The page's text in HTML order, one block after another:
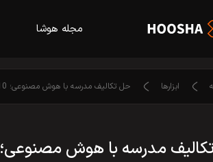
مجله هوشا
ابزارها حل تکالیف مدرسه با هوش مصنوعی؛ 10 ابزار کاربردی برای دانش آموزان
مدرسه با هوش مصنوعی؛ 10 ابزار کاربردی برای دانش آموزان